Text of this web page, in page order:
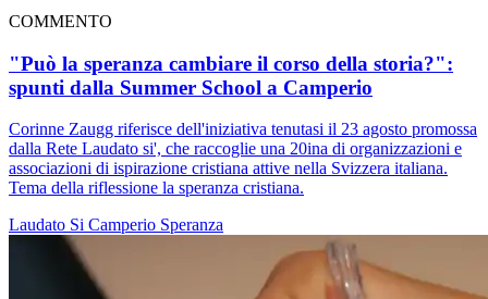
COMMENTO
"Può la speranza cambiare il corso della storia?":
spunti dalla Summer School a Camperio
Corinne Zaugg riferisce dell'iniziativa tenutasi il 23 agosto promossa
dalla Rete Laudato si', che raccoglie una 20ina di organizzazioni e
associazioni di ispirazione cristiana attive nella Svizzera italiana.
Tema della riflessione la speranza cristiana.
Laudato Si Camperio Speranza